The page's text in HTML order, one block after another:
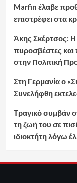
Marfin έλαβε
επιστρέφει στα
Άκης Σκέρτσος:
πυροσβέστες και
στην Πολιτική
Στη Γερμανία ο
Συνελήφθη
Τραγικό συμβάν
τη ζωή του σε
ιδιοκτήτη λόγω